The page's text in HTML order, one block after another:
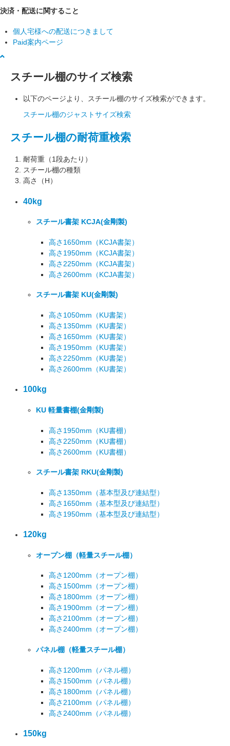
決済・配送に関すること
個人宅様への配送につきまして
Paid案内ページ
スチール棚のサイズ検索
以下のページより、スチール棚のサイズ検索ができます。
スチール棚のジャストサイズ検索
スチール棚の耐荷重検索
耐荷重（1段あたり）
スチール棚の種類
高さ（H）
40kg
スチール書架 KCJA(金剛製)
高さ1650mm （KCJA書架）
高さ1950mm （KCJA書架）
高さ2250mm （KCJA書架）
高さ2600mm （KCJA書架）
スチール書架 KU(金剛製)
高さ1050mm （KU書架）
高さ1350mm （KU書架）
高さ1650mm （KU書架）
高さ1950mm （KU書架）
高さ2250mm （KU書架）
高さ2600mm （KU書架）
100kg
KU 軽量書棚(金剛製)
高さ1950mm （KU書棚）
高さ2250mm （KU書棚）
高さ2600mm （KU書棚）
スチール書架 RKU(金剛製)
高さ1350mm （基本型及び連結型）
高さ1650mm （基本型及び連結型）
高さ1950mm （基本型及び連結型）
120kg
オープン棚 （軽量スチール棚）
高さ1200mm （オープン棚）
高さ1500mm （オープン棚）
高さ1800mm （オープン棚）
高さ1900mm （オープン棚）
高さ2100mm （オープン棚）
高さ2400mm （オープン棚）
パネル棚 （軽量スチール棚）
高さ1200mm （パネル棚）
高さ1500mm （パネル棚）
高さ1800mm （パネル棚）
高さ2100mm （パネル棚）
高さ2400mm （パネル棚）
150kg